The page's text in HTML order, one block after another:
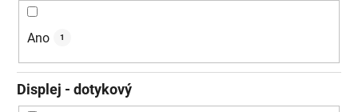
Ano 1
Displej - dotykový